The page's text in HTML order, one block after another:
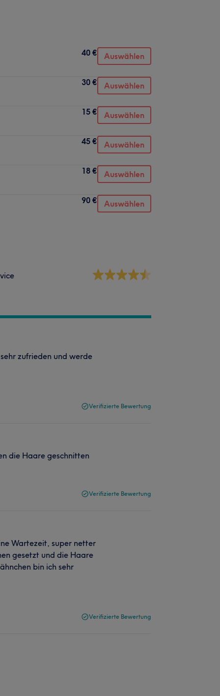
40 € Auswählen
30 € Auswählen
15 € Auswählen
45 € Auswählen
18 € Auswählen
90 € Auswählen
zufrieden und werde
Verifizierte Bewertung
die Haare geschnitten
Verifizierte Bewertung
Wartezeit, super netter
gesetzt und die Haare
bin ich sehr
Verifizierte Bewertung